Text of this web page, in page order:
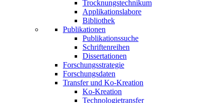
Trocknungstechnikum
Applikationslabore
Bibliothek
Publikationen
Publikationssuche
Schriftenreihen
Dissertationen
Forschungsstrategie
Forschungsdaten
Transfer und Ko-Kreation
Ko-Kreation
Technologietransfer